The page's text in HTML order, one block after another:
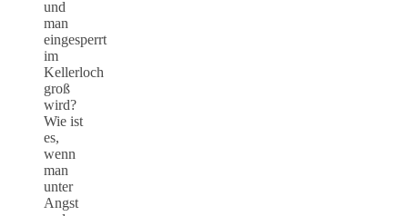
und
man
eingesperrt
im
Kellerloch
groß
wird?
Wie ist
es,
wenn
man
unter
Angst